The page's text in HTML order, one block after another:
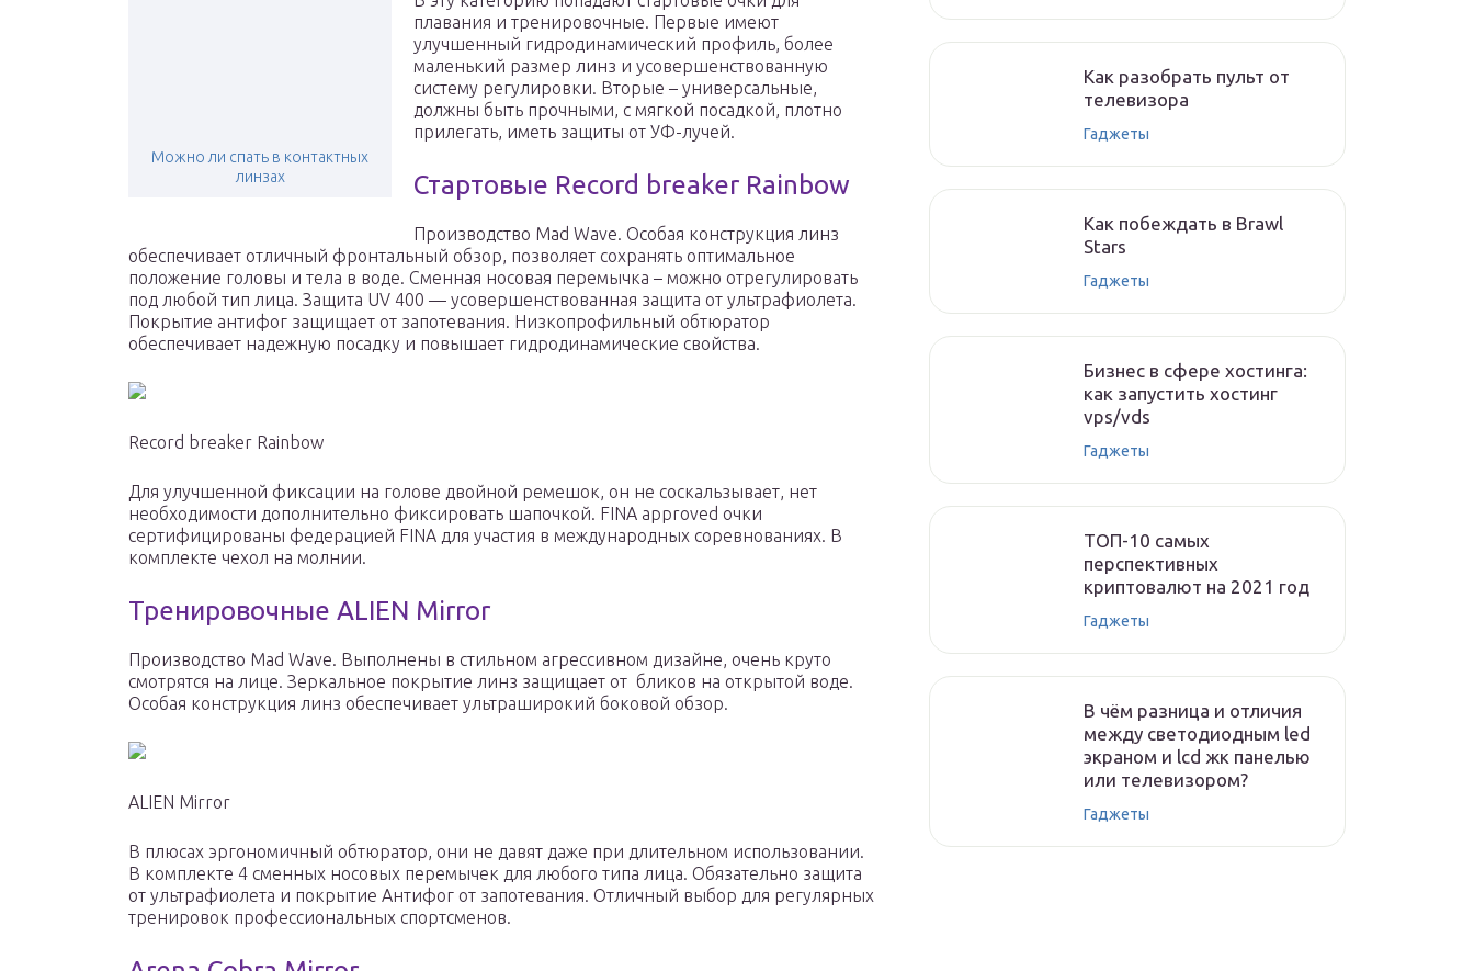
Можно ли спать в контактных
линзах
плавания и тренировочные. Первые имеют
улучшенный гидродинамический профиль, более
маленький размер линз и усовершенствованную
систему регулировки. Вторые – универсальные,
должны быть прочными, с мягкой посадкой, плотно
прилегать, иметь защиты от УФ-лучей.
Стартовые Record breaker Rainbow
Производство Mad Wave. Особая конструкция линз
обеспечивает отличный фронтальный обзор, позволяет сохранять оптимальное
положение головы и тела в воде. Сменная носовая перемычка – можно отрегулировать
под любой тип лица. Защита UV 400 — усовершенствованная защита от ультрафиолета.
Покрытие антифог защищает от запотевания. Низкопрофильный обтюратор
обеспечивает надежную посадку и повышает гидродинамические свойства.
Record breaker Rainbow
Для улучшенной фиксации на голове двойной ремешок, он не соскальзывает, нет
необходимости дополнительно фиксировать шапочкой. FINA approved очки
сертифицированы федерацией FINA для участия в международных соревнованиях. В
комплекте чехол на молнии.
Тренировочные ALIEN Mirror
Производство Mad Wave. Выполнены в стильном агрессивном дизайне, очень круто
смотрятся на лице. Зеркальное покрытие линз защищает от бликов на открытой воде.
Особая конструкция линз обеспечивает ультраширокий боковой обзор.
ALIEN Mirror
В плюсах эргономичный обтюратор, они не давят даже при длительном использовании.
В комплекте 4 сменных носовых перемычек для любого типа лица. Обязательно защита
от ультрафиолета и покрытие Антифог от запотевания. Отличный выбор для регулярных
тренировок профессиональных спортсменов.
Как разобрать пульт от
телевизора
Гаджеты
Как побеждать в Brawl
Stars
Гаджеты
Бизнес в сфере хостинга:
как запустить хостинг
vps/vds
Гаджеты
ТОП-10 самых
перспективных
криптовалют на 2021 год
Гаджеты
В чём разница и отличия
между светодиодным led
экраном и lcd жк панелью
или телевизором?
Гаджеты